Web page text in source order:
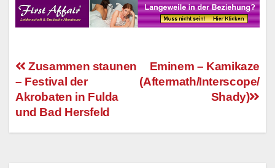
Beitragsnavigation
Eminem – Kamikaze
(Aftermath/Interscope/
Shady)
Zusammen staunen
– Festival der
Akrobaten in Fulda
und Bad Hersfeld